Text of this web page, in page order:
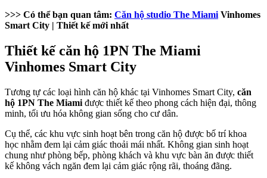
>>> Có thể bạn quan tâm: Căn hộ studio The Miami Vinhomes
Smart City | Thiết kế mới nhất
Thiết kế căn hộ 1PN The Miami
Vinhomes Smart City
Tương tự các loại hình căn hộ khác tại Vinhomes Smart City, căn
hộ 1PN The Miami được thiết kế theo phong cách hiện đại, thông
minh, tối ưu hóa không gian sống cho cư dân.
Cụ thể, các khu vực sinh hoạt bên trong căn hộ được bố trí khoa
học nhằm đem lại cảm giác thoải mái nhất. Không gian sinh hoạt
chung như phòng bếp, phòng khách và khu vực bàn ăn được thiết
kế không vách ngăn đem lại cảm giác rộng rãi, thoáng đãng.